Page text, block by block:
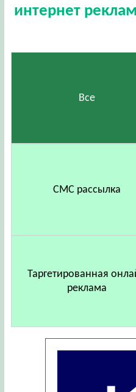
интернет
Все
СМС рассылка
Таргетированная
реклама